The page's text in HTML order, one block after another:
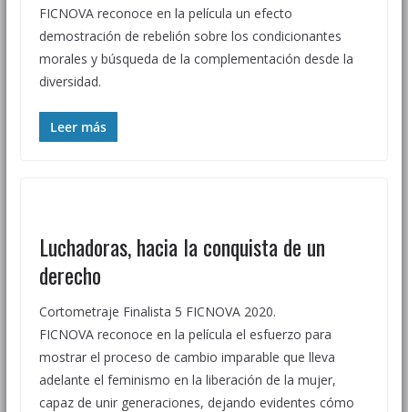
FICNOVA reconoce en la película un efecto
demostración de rebelión sobre los condicionantes
morales y búsqueda de la complementación desde la
diversidad.
Leer más
Luchadoras, hacia la conquista de un
derecho
Cortometraje Finalista 5 FICNOVA 2020.
FICNOVA reconoce en la película el esfuerzo para
mostrar el proceso de cambio imparable que lleva
adelante el feminismo en la liberación de la mujer,
capaz de unir generaciones, dejando evidentes cómo